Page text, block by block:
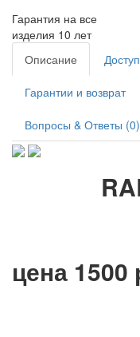
Гарантия на все
изделия 10 лет
Описание
Гарантии и возврат
Вопросы & Ответы (0)
RAL
цена 1500